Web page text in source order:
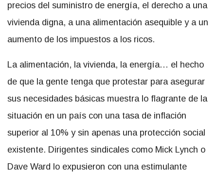
precios del suministro de energía, el derecho a una
vivienda digna, a una alimentación asequible y a un
aumento de los impuestos a los ricos.
La alimentación, la vivienda, la energía… el hecho
de que la gente tenga que protestar para asegurar
sus necesidades básicas muestra lo flagrante de la
situación en un país con una tasa de inflación
superior al 10% y sin apenas una protección social
existente. Dirigentes sindicales como Mick Lynch o
Dave Ward lo expusieron con una estimulante